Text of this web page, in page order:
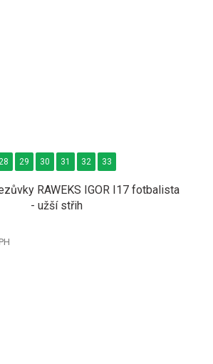
RAWEKS IGOR I17 fotbalista
- užší střih
29 30 31 32 33